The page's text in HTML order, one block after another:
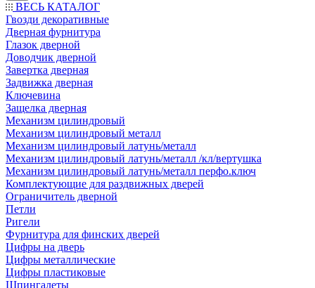
ВЕСЬ КАТАЛОГ
Гвозди декоративные
Дверная фурнитура
Глазок дверной
Доводчик дверной
Завертка дверная
Задвижка дверная
Ключевина
Защелка дверная
Механизм цилиндровый
Механизм цилиндровый металл
Механизм цилиндровый латунь/металл
Механизм цилиндровый латунь/металл /кл/вертушка
Механизм цилиндровый латунь/металл перфо.ключ
Комплектующие для раздвижных дверей
Ограничитель дверной
Петли
Ригели
Фурнитура для финских дверей
Цифры на дверь
Цифры металлические
Цифры пластиковые
Шпингалеты